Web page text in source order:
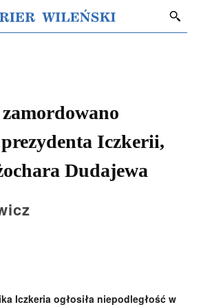
Iczkerii,
Dudajewa
Iczkeria ogłosiła niepodległość w